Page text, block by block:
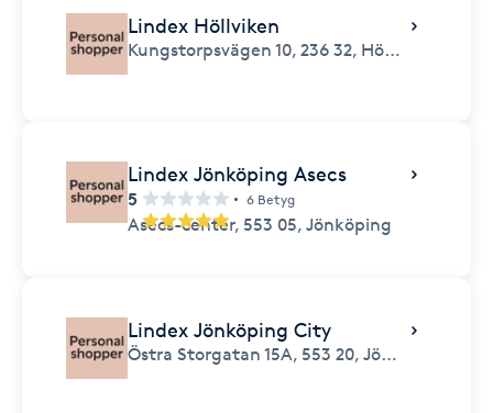
Lindex Höllviken
Kungstorpsvägen 10, 236 32, Höllviken
Lindex Jönköping Asecs
5 6 Betyg
Asecs-center, 553 05, Jönköping
Lindex Jönköping City
Östra Storgatan 15A, 553 20, Jönköping